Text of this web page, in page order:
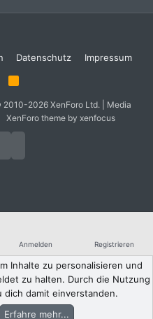
Datenschutz
Impressum
R
2010-2026 XenForo Ltd.
Media
XenForo theme by xenfocus
Anmelden Registrieren
Inhalte zu personalisieren und
zu halten. Durch die Nutzung
dich damit einverstanden.
Erfahre mehr...